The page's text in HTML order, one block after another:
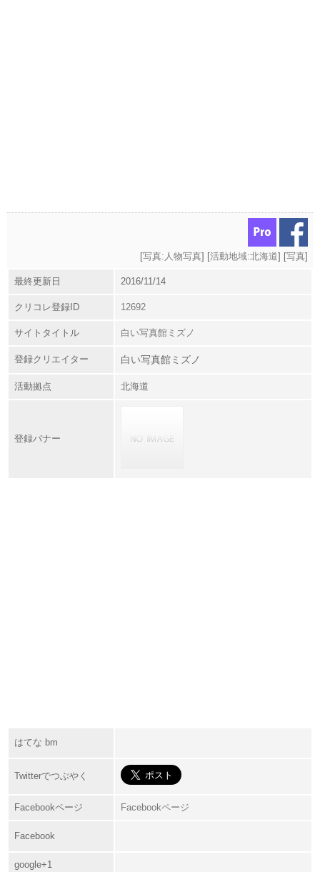
[写真:人物写真] [活動地域:北海道] [写真]
最終更新日 2016/11/14
クリコレ登録ID 12692
サイトタイトル 白い写真館ミズノ
登録クリエイター 白い写真館ミズノ
活動拠点 北海道
登録バナー
はてな bm
Twitterでつぶやく
Facebookページ Facebookページ
Facebook
google+1